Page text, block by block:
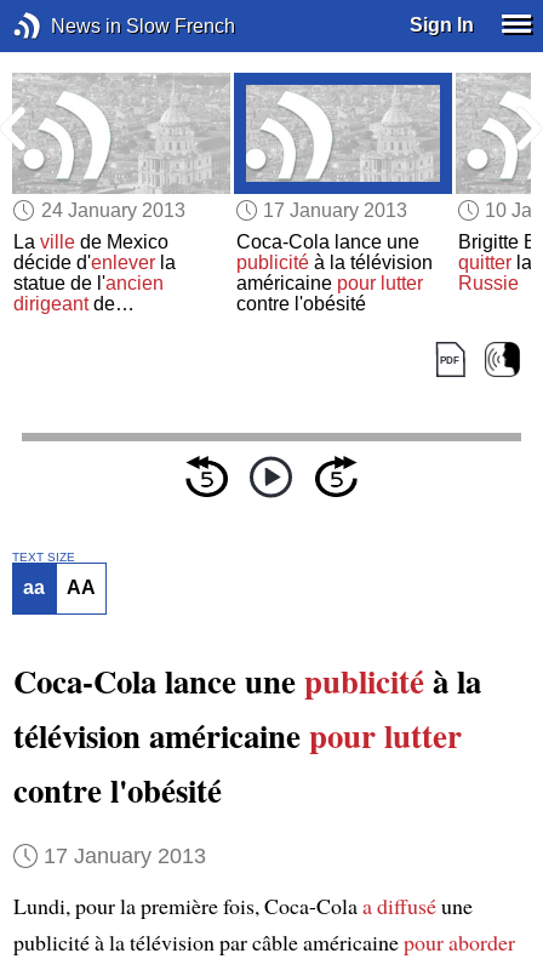
News in Slow French Sign In
24 January 2013
Laville de Mexico
décide d'enlever la
statue de l'ancien
dirigeantde
17 January 2013
Coca-Cola lance une
publicitéà la télévision
américaine pour lutter
contre l'obésité
10
Brigitte
quitterla
Russie
TEXT SIZE
aa AA
Coca-Cola lance unepublicitéà la
télévision américainepour lutter
contre l'obésité
17 January 2013
Lundi, pour la première fois, Coca-Colaa diffuséune
publicité à la télévision par câble américainepour aborder